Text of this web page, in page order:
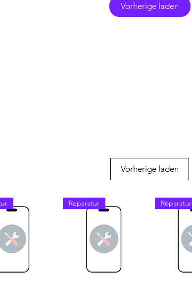
Vorherige laden
Vorherige laden
Reparatur Reparatur